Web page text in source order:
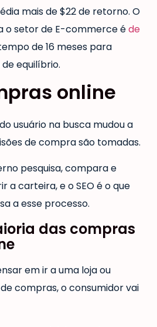
mais de $22 de retorno. O
o setor de E-commerce éde
de 16 meses para
equilíbrio.
online
usuário na busca mudou a
de compra são tomadas.
pesquisa, compara e
a carteira, e o SEO é o que
a esse processo.
das compras
em ir a uma loja ou
compras, o consumidor vai